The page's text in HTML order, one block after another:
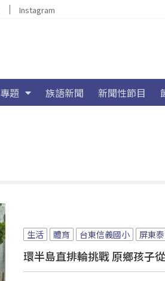
Instagram
專題 族語新聞 新聞性節目
生活 體育 台東信義國小 屏東
環半島直排輪挑戰 原鄉孩子